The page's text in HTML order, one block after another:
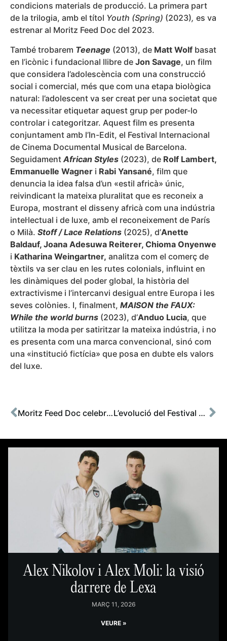
condicions materials de producció. La primera part
de la trilogia, amb el títol Youth (Spring) (2023), es va
estrenar al Moritz Feed Doc del 2023.
També trobarem Teenage (2013), de Matt Wolf basat
en l’icònic i fundacional llibre de Jon Savage, un film
que considera l’adolescència com una construcció
social i comercial, més que com una etapa biològica
natural: l’adolescent va ser creat per una societat que
va necessitar etiquetar aquest grup per poder-lo
controlar i categoritzar. Aquest film es presenta
conjuntament amb l’In-Edit, el Festival Internacional
de Cinema Documental Musical de Barcelona.
Seguidament African Styles (2023), de Rolf Lambert,
Emmanuelle Wagner i Rabi Yansané, film que
denuncia la idea falsa d’un «estil africà» únic,
reivindicant la mateixa pluralitat que es reconeix a
Europa, mostrant el disseny africà com una indústria
intel·lectual i de luxe, amb el reconeixement de París
o Milà. Stoff / Lace Relations (2025), d’Anette
Baldauf, Joana Adesuwa Reiterer, Chioma Onyenwe
i Katharina Weingartner, analitza com el comerç de
tèxtils va ser clau en les rutes colonials, influint en
les dinàmiques del poder global, la història del
extractivisme i l’intercanvi desigual entre Europa i les
seves colònies. I, finalment, MAISON the FAUX:
While the world burns (2023), d’Anduo Lucia, que
utilitza la moda per satiritzar la mateixa indústria, i no
es presenta com una marca convencional, sinó com
una «institució fictícia» que posa en dubte els valors
del luxe.
Moritz Feed Doc celebra 10 anys amb una retrospectiva dedicada a Reiner Holzemer L’evolució del Festival cap a Moritz Feed Doc
Alex Nikolov i Alex Moli: la visió
darrere de Lexa
MARÇ 11, 2026
VEURE »